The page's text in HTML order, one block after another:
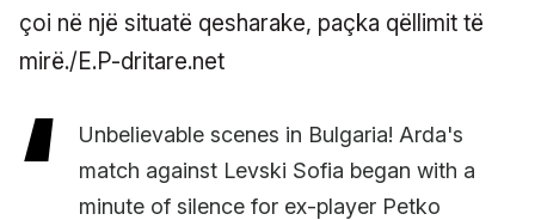
çoi në një situatë qesharake, paçka qëllimit të
mirë./E.P-dritare.net
Unbelievable scenes in Bulgaria! Arda's
match against Levski Sofia began with a
minute of silence for ex-player Petko